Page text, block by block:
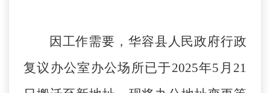
因工作需要， 华容县 人民政府行政
复议办公室办公场所已于2025年5 月 21